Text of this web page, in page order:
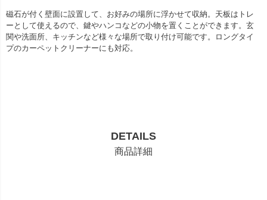
磁石が付く壁面に設置して、お好みの場所に浮かせて収納。天板はトレ
ーとして使えるので、鍵やハンコなどの小物を置くことができます。玄
関や洗面所、キッチンなど様々な場所で取り付け可能です。ロングタイ
プのカーペットクリーナーにも対応。
DETAILS
商品詳細